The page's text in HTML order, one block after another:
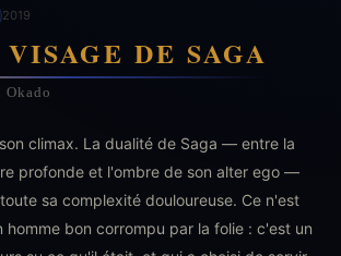
2019
DE SAGA
Okado
climax. La dualité de Saga — entre la
profonde et l'ombre de son alter ego —
sa complexité douloureuse. Ce n'est
homme bon corrompu par la folie : c'est un